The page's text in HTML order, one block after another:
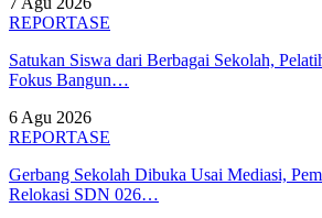
REPORTASE
Satukan Siswa dari Berbagai Sekolah,
Fokus Bangun…
6 Agu 2026
REPORTASE
Gerbang Sekolah Dibuka Usai Mediasi,
Relokasi SDN 026…